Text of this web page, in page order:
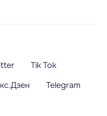
Tik Tok
Telegram